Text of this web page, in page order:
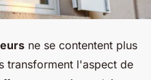
ne se contentent plus
transforment l'aspect de